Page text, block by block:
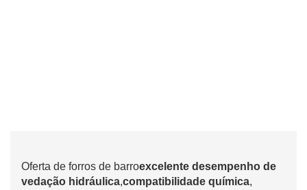
Oferta de forros de barroexcelente desempenho de
vedação hidráulica,compatibilidade química,